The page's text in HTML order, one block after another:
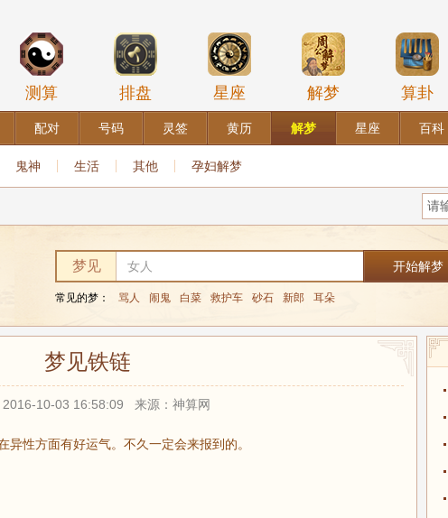
测算 排盘 星座 解梦 算卦
配对 号码 灵签 黄历 解梦 星座 百科
鬼神 生活 其他 孕妇解梦
梦见
常见的梦： 骂人 闹鬼 白菜 救护车 砂石 新郎 耳朵
梦见铁链
2016-10-03 16:58:09 来源：神算网
异性方面有好运气。不久一定会来报到的。